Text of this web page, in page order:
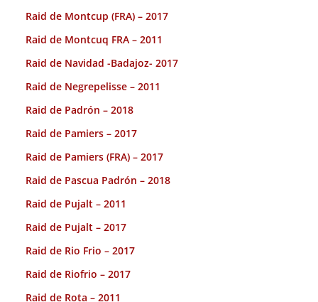
Raid de Montcup (FRA) – 2017
Raid de Montcuq FRA – 2011
Raid de Navidad -Badajoz- 2017
Raid de Negrepelisse – 2011
Raid de Padrón – 2018
Raid de Pamiers – 2017
Raid de Pamiers (FRA) – 2017
Raid de Pascua Padrón – 2018
Raid de Pujalt – 2011
Raid de Pujalt – 2017
Raid de Rio Frio – 2017
Raid de Riofrio – 2017
Raid de Rota – 2011